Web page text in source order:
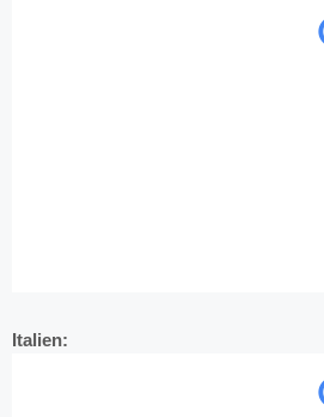
Italien: